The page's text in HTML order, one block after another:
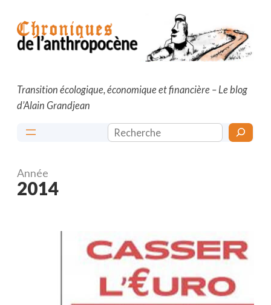
contenu
Transition écologique, économique et financière – Le blog
d’Alain Grandjean
Rechercher
Année
2014